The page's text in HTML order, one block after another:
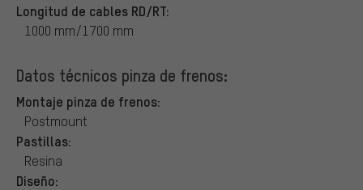
Longitud de cables RD/RT:
1000 mm/1700 mm
Datos técnicos pinza de frenos:
Montaje pinza de frenos:
Postmount
Pastillas:
Resina
Diseño: